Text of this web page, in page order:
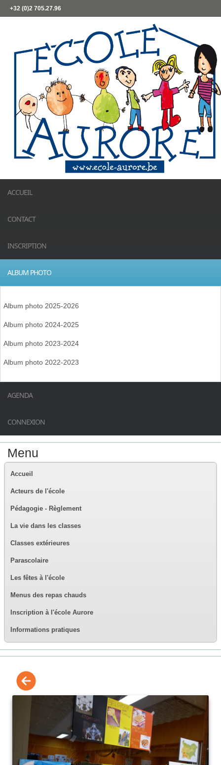
+32 (0)2 705.27.96
ACCUEIL
CONTACT
INSCRIPTION
ALBUM PHOTO
Album photo 2025-2026
Album photo 2024-2025
Album photo 2023-2024
Album photo 2022-2023
AGENDA
CONNEXION
Menu
Accueil
Acteurs de l'école
Pédagogie - Règlement
La vie dans les classes
Classes extérieures
Parascolaire
Les fêtes à l'école
Menus des repas chauds
Inscription à l'école Aurore
Informations pratiques